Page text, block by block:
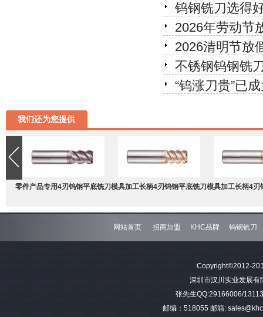
钨钢铣刀选得
2026年劳动节
2026清明节放
不锈钢钨钢铣
“钨涨刀贵”已
我们还为您提供
零件产品专用4刃钨钢平底铣刀模具加工长柄4刃钨钢平底铣刀模具加工长柄4刃
钢平底
网站首页 招商加盟 KHC品牌 钨钢铣刀
Copyright©2012-
深圳市汉川实业发展
张先生QQ:29166006/
邮编：518055 邮箱: